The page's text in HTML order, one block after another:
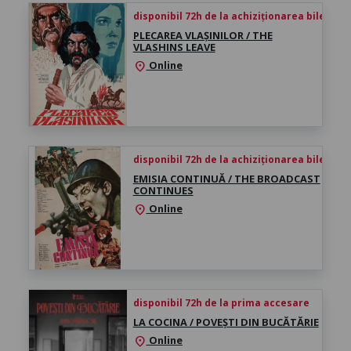
disponibil 72h de la achiziționarea biletului
PLECAREA VLAȘINILOR / THE
VLASHINS LEAVE
location_on Online
disponibil 72h de la achiziționarea biletului
EMISIA CONTINUĂ / THE BROADCAST
CONTINUES
location_on Online
disponibil 72h de la prima accesare
LA COCINA / POVEȘTI DIN BUCĂTĂRIE
location_on Online